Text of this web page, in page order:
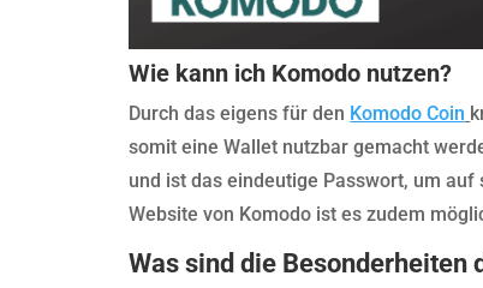
Wie kann ich Komodo nutzen?
Durch das eigens für den Komodo Coin
somit eine Wallet nutzbar gemacht
und ist das eindeutige Passwort, um
Website von Komodo ist es zudem
Was sind die Besonderheiten